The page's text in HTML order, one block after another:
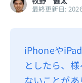
利用規約
最終更新日:
iPhoneや
としたら、
ないことが